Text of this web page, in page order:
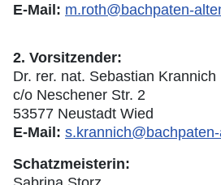
E-Mail: m.roth@bachpaten-
2. Vorsitzender:
Dr. rer. nat. Sebastian Krannich
c/o Neschener Str. 2
53577 Neustadt Wied
E-Mail:
Schatzmeisterin: